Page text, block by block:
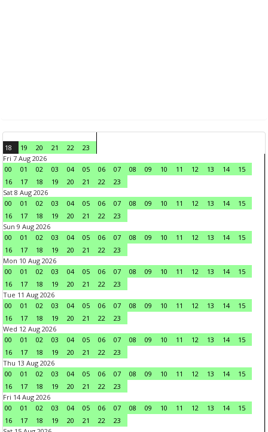
18 19 20 21 22
23
Fri 7 Aug 2026
00
01 02 03 04 05 06 07 08 09 10 11 12 13 14
15
16
17 18 19 20 21 22
23
Sat 8 Aug 2026
00
01 02 03 04 05 06 07 08 09 10 11 12 13 14
15
16
17 18 19 20 21 22
23
Sun 9 Aug 2026
00
01 02 03 04 05 06 07 08 09 10 11 12 13 14
15
16
17 18 19 20 21 22
23
Mon 10 Aug 2026
00
01 02 03 04 05 06 07 08 09 10 11 12 13 14
15
16
17 18 19 20 21 22
23
Tue 11 Aug 2026
00
01 02 03 04 05 06 07 08 09 10 11 12 13 14
15
16
17 18 19 20 21 22
23
Wed 12 Aug 2026
00
01 02 03 04 05 06 07 08 09 10 11 12 13 14
15
16
17 18 19 20 21 22
23
Thu 13 Aug 2026
00
01 02 03 04 05 06 07 08 09 10 11 12 13 14
15
16
17 18 19 20 21 22
23
Fri 14 Aug 2026
00
01 02 03 04 05 06 07 08 09 10 11 12 13 14
15
16
17 18 19 20 21 22
23